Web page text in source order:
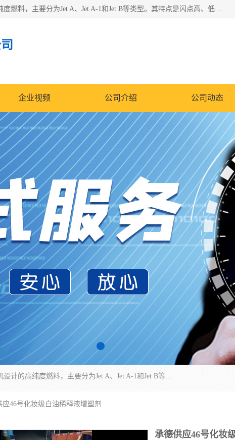
航空煤油（Jet Fuel）是专门为喷气式航空发动机设计的高纯度燃料，主要分为Jet A、Jet A-1和Jet B等类型。其特点是闪点高、低温流动性好，并添加了抗静电剂和抗氧化剂以确保飞行安全。航空煤油需
企业视频 公司介绍 公司动态
航空煤油（Jet Fuel）是专门为喷气式航空发动机设计的高纯度燃料，主要分为Jet A、Jet A-1和Jet B等类型。其特点是闪点高、低温流动性好，并添加了抗静电剂和抗氧化剂以确保飞行安全。航空煤油需
应46号化妆级白油稀释液增塑剂
承德供应46号化妆